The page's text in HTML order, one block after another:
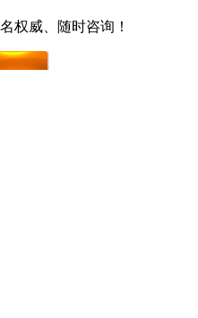
权威、随时咨询！